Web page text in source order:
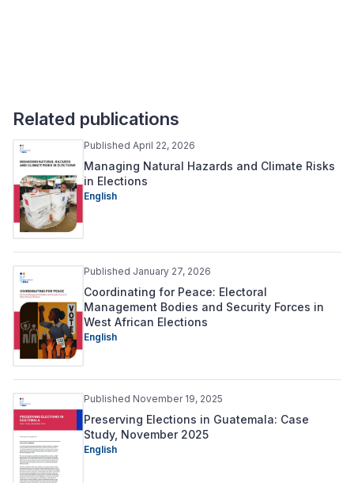
Related publications
Published April 22, 2026
Managing Natural Hazards and Climate Risks
in Elections
English
Published January 27, 2026
Coordinating for Peace: Electoral
Management Bodies and Security Forces in
West African Elections
English
Published November 19, 2025
Preserving Elections in Guatemala: Case
Study, November 2025
English